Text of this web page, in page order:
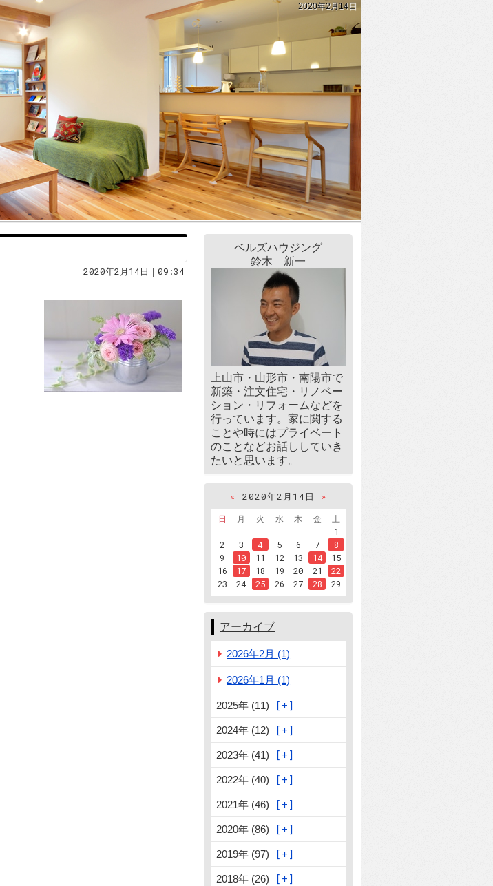
2020年2月14日
2020年2月14日｜09:34
ベルズハウジング
鈴木 新一
上山市・山形市・南陽市で
新築・注文住宅・リノベー
ション・リフォームなどを
行っています。家に関する
ことや時にはプライベート
のことなどお話ししていき
たいと思います。
« 2020年2月14日
»
日
月 火 水 木 金
土
1
2
3 4 5 6 7
8
9
10 11 12 13 14
15
16
17 18 19 20 21
22
23
24 25 26 27 28 29
アーカイブ
2026年2月 (1)
2026年1月 (1)
2025年 (11)
2024年 (12)
2023年 (41)
2022年 (40)
2021年 (46)
2020年 (86)
2019年 (97)
2018年 (26)